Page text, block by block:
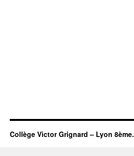
Collège Victor Grignard – Lyon 8ème.